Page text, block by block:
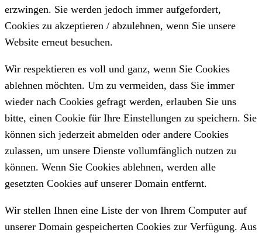
erzwingen. Sie werden jedoch immer aufgefordert,
Cookies zu akzeptieren / abzulehnen, wenn Sie unsere
Website erneut besuchen.
Wir respektieren es voll und ganz, wenn Sie Cookies
ablehnen möchten. Um zu vermeiden, dass Sie immer
wieder nach Cookies gefragt werden, erlauben Sie uns
bitte, einen Cookie für Ihre Einstellungen zu speichern. Sie
können sich jederzeit abmelden oder andere Cookies
zulassen, um unsere Dienste vollumfänglich nutzen zu
können. Wenn Sie Cookies ablehnen, werden alle
gesetzten Cookies auf unserer Domain entfernt.
Wir stellen Ihnen eine Liste der von Ihrem Computer auf
unserer Domain gespeicherten Cookies zur Verfügung. Aus